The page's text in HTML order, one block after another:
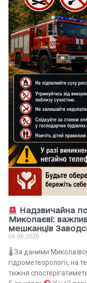
Надзвичайна
Миколаєві:
мешканців
04.08.2026
🌡 За даними
гідрометеорології, на
тижня